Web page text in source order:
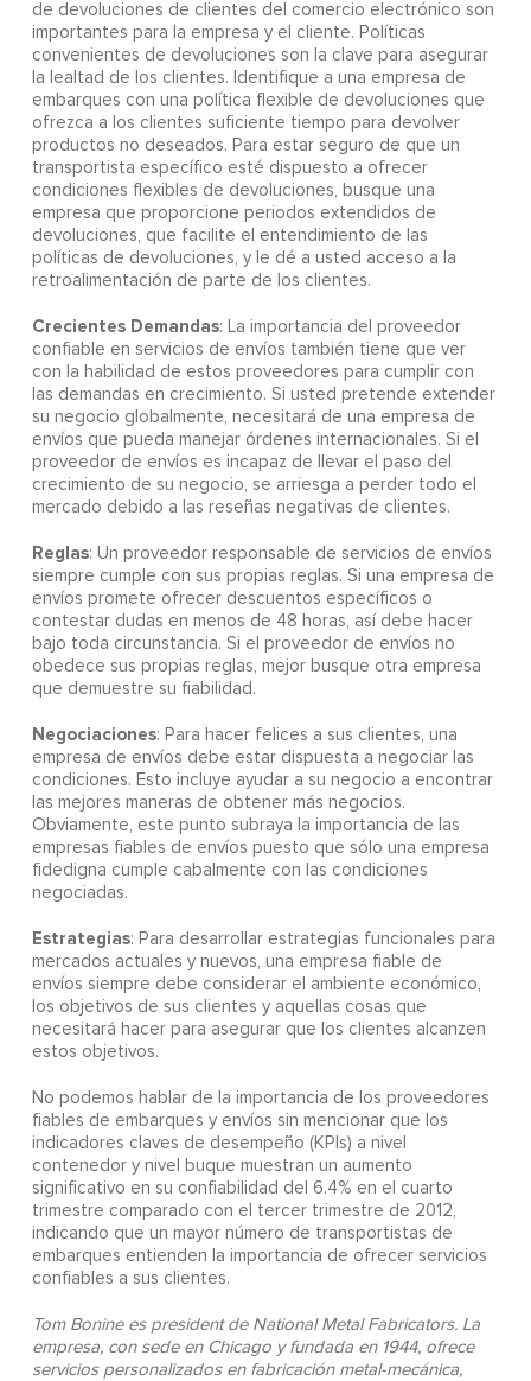
de devoluciones de clientes del comercio electrónico son
importantes para la empresa y el cliente. Políticas
convenientes de devoluciones son la clave para asegurar
la lealtad de los clientes. Identifique a una empresa de
embarques con una política flexible de devoluciones que
ofrezca a los clientes suficiente tiempo para devolver
productos no deseados. Para estar seguro de que un
transportista específico esté dispuesto a ofrecer
condiciones flexibles de devoluciones, busque una
empresa que proporcione periodos extendidos de
devoluciones, que facilite el entendimiento de las
políticas de devoluciones, y le dé a usted acceso a la
retroalimentación de parte de los clientes.
Crecientes Demandas: La importancia del proveedor
confiable en servicios de envíos también tiene que ver
con la habilidad de estos proveedores para cumplir con
las demandas en crecimiento. Si usted pretende extender
su negocio globalmente, necesitará de una empresa de
envíos que pueda manejar órdenes internacionales. Si el
proveedor de envíos es incapaz de llevar el paso del
crecimiento de su negocio, se arriesga a perder todo el
mercado debido a las reseñas negativas de clientes.
Reglas: Un proveedor responsable de servicios de envíos
siempre cumple con sus propias reglas. Si una empresa de
envíos promete ofrecer descuentos específicos o
contestar dudas en menos de 48 horas, así debe hacer
bajo toda circunstancia. Si el proveedor de envíos no
obedece sus propias reglas, mejor busque otra empresa
que demuestre su fiabilidad.
Negociaciones: Para hacer felices a sus clientes, una
empresa de envíos debe estar dispuesta a negociar las
condiciones. Esto incluye ayudar a su negocio a encontrar
las mejores maneras de obtener más negocios.
Obviamente, este punto subraya la importancia de las
empresas fiables de envíos puesto que sólo una empresa
fidedigna cumple cabalmente con las condiciones
negociadas.
Estrategias: Para desarrollar estrategias funcionales para
mercados actuales y nuevos, una empresa fiable de
envíos siempre debe considerar el ambiente económico,
los objetivos de sus clientes y aquellas cosas que
necesitará hacer para asegurar que los clientes alcanzen
estos objetivos.
No podemos hablar de la importancia de los proveedores
fiables de embarques y envíos sin mencionar que los
indicadores claves de desempeño (KPIs) a nivel
contenedor y nivel buque muestran un aumento
significativo en su confiabilidad del 6.4% en el cuarto
trimestre comparado con el tercer trimestre de 2012,
indicando que un mayor número de transportistas de
embarques entienden la importancia de ofrecer servicios
confiables a sus clientes.
Tom Bonine es president de National Metal Fabricators. La
empresa, con sede en Chicago y fundada en 1944, ofrece
servicios personalizados en fabricación metal-mecánica,